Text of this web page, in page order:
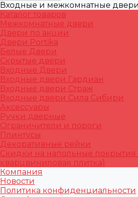
Входные и межкомнатные двери
Каталог товаров
Межкомнатные двери
Двери по акции
Двери Portika
Белые Двери
Скрытые двери
Входные Двери
Входные двери Гардиан
Входные двери Страж
Входные двери Сила Сибири
Аксессуары
Ручки дверные
Ограничители и пороги
Плинтусы
Декоративные рейки
Скидки на напольные покрытия
кварцвиниловая плитка)
Компания
Новости
Политика конфиденциальности